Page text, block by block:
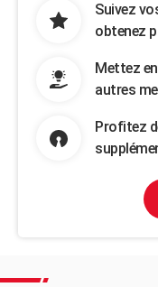
Suivez
obtenez
Mettez
autres
Profitez